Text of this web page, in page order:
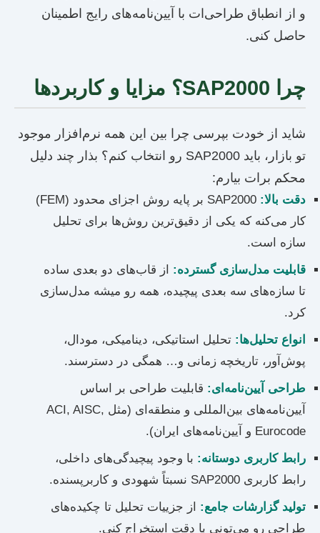
و از انطباق طراحی‌ات با آیین‌نامه‌های رایج اطمینان
حاصل کنی.
چرا SAP2000؟ مزایا و کاربردها
شاید از خودت بپرسی چرا بین این همه نرم‌افزار موجود
تو بازار، باید SAP2000 رو انتخاب کنم؟ بذار چند دلیل
محکم برات بیارم:
دقت بالا:
SAP2000 بر پایه روش اجزای محدود (FEM)
کار می‌کنه که یکی از دقیق‌ترین روش‌ها برای تحلیل
سازه است.
قابلیت مدل‌سازی گسترده: از قاب‌های دو بعدی ساده
تا سازه‌های سه بعدی پیچیده، همه رو میشه مدل‌سازی
کرد.
انواع تحلیل‌ها: تحلیل استاتیکی، دینامیکی، مودال،
پوش‌آور، تاریخچه زمانی و… همگی در دسترسند.
طراحی آیین‌نامه‌ای: قابلیت طراحی بر اساس
آیین‌نامه‌های بین‌المللی و منطقه‌ای (مثل ACI, AISC,
Eurocode و آیین‌نامه‌های ایران).
رابط کاربری دوستانه: با وجود پیچیدگی‌های داخلی،
رابط کاربری SAP2000 نسبتاً شهودی و کاربرپسنده.
تولید گزارشات جامع: از جزییات تحلیل تا چکیده‌های
طراحی رو می‌تونی با دقت استخراج کنی.